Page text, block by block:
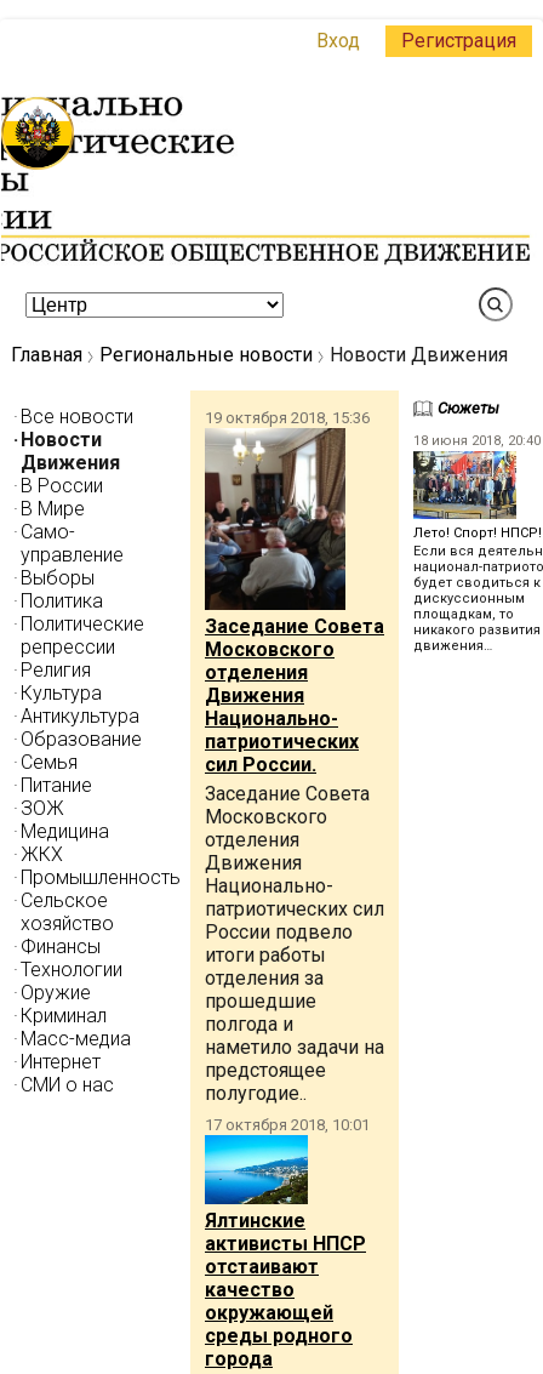
Вход Регистрация
Главная Региональные новости Новости Движения
Все новости
Новости
Движения
В России
В Мире
Само-
управление
Выборы
Политика
Политические
репрессии
Религия
Культура
Антикультура
Образование
Семья
Питание
ЗОЖ
Медицина
ЖКХ
Промышленность
Сельское
хозяйство
Финансы
Технологии
Оружие
Криминал
Масс-медиа
Интернет
СМИ о нас
19 октября 2018, 15:36
Заседание Совета
Московского
отделения
Движения
Национально-
патриотических
сил России.
Заседание Совета
Московского
отделения
Движения
Национально-
патриотических сил
России подвело
итоги работы
отделения за
прошедшие
полгода и
наметило задачи на
предстоящее
полугодие..
17 октября 2018, 10:01
Ялтинские
активисты НПСР
отстаивают
качество
окружающей
среды родного
города
Сюжеты
18 июня 2018, 20:40
Лето! Спорт! НПСР!
Если вся
национал-
будет сводиться к
дискуссионным
площадкам, то
никакого развития
движения…